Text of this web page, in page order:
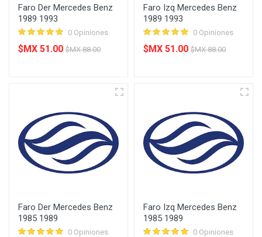
Faro Der Mercedes Benz
1989 1993
0 Opiniones
$MX 51.00 $MX 88.00
Faro Izq Mercedes Benz
1989 1993
0 Opiniones
$MX 51.00 $MX 88.00
Faro Der Mercedes Benz
1985 1989
0 Opiniones
Faro Izq Mercedes Benz
1985 1989
0 Opiniones